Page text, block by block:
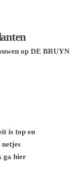
op DE BRUYN
is top en
netjes
ga hier